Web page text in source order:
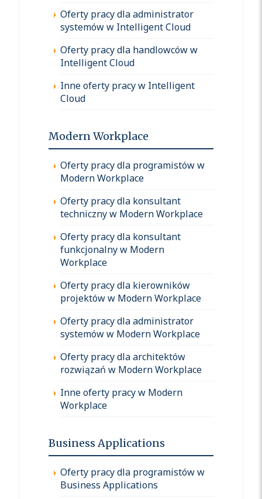
Oferty pracy dla administrator
systemów w Intelligent Cloud
Oferty pracy dla handlowców w
Intelligent Cloud
Inne oferty pracy w Intelligent
Cloud
Modern Workplace
Oferty pracy dla programistów w
Modern Workplace
Oferty pracy dla konsultant
techniczny w Modern Workplace
Oferty pracy dla konsultant
funkcjonalny w Modern
Workplace
Oferty pracy dla kierowników
projektów w Modern Workplace
Oferty pracy dla administrator
systemów w Modern Workplace
Oferty pracy dla architektów
rozwiązań w Modern Workplace
Inne oferty pracy w Modern
Workplace
Business Applications
Oferty pracy dla programistów w
Business Applications